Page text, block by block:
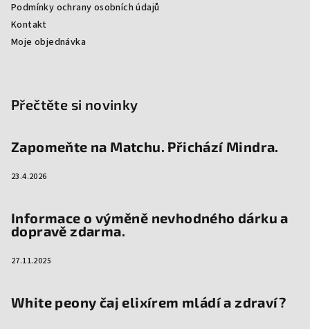
Podmínky ochrany osobních údajů
Kontakt
Moje objednávka
Přečtěte si novinky
Zapomeňte na Matchu. Přichází Mindra.
23.4.2026
Informace o výměně nevhodného dárku a
dopravě zdarma.
27.11.2025
White peony čaj elixírem mládí a zdraví?